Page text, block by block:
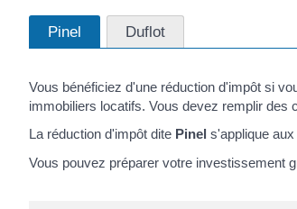
Pinel Duflot
Vous bénéficiez d'une réduction d'impôt si
immobiliers locatifs. Vous devez remplir des
La réduction d'impôt dite Pinel s'applique
Vous pouvez préparer votre investissement